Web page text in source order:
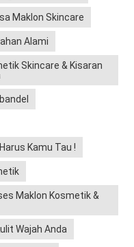
Maklon Skincare
Alami
Skincare & Kisaran
Kamu Tau !
Maklon Kosmetik &
Wajah Anda